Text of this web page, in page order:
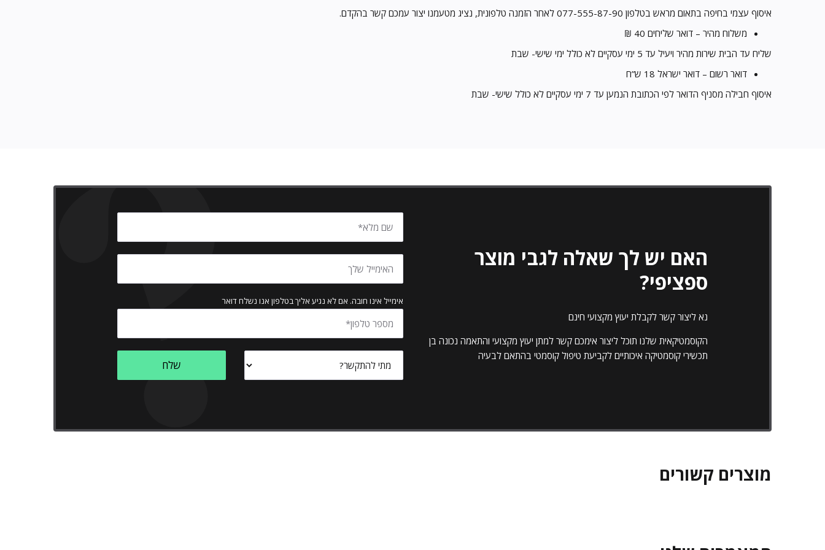
איסוף עצמי בחיפה בתאום מראש בטלפון 077-555-87-90 לאחר הזמנה טלפונית, נציג מטעמנו יצור עמכם קשר בהקדם.
משלוח מהיר – דואר שליחים 40 ₪
שליח עד הבית שירות מהיר ויעיל עד 5 ימי עסקיים לא כולל ימי שישי- שבת
דואר רשום – דואר ישראל 18 ש”ח
איסוף חבילה מסניף הדואר לפי הכתובת הנמען עד 7 ימי עסקיים לא כולל שישי- שבת
האם יש לך שאלה לגבי מוצר
ספציפי?
נא ליצור קשר לקבלת יעוץ מקצועי חינם
הקוסמטיקאית שלנו תוכל ליצור אימכם קשר למתן יעוץ מקצועי והתאמה נכונה בן
תכשירי קוסמטיקה איכותיים לקביעת טיפול קוסמטי בהתאם לבעיה
אימייל אינו חובה. אם לא נגיע אליך בטלפון אנו נשלח דואר
מוצרים קשורים